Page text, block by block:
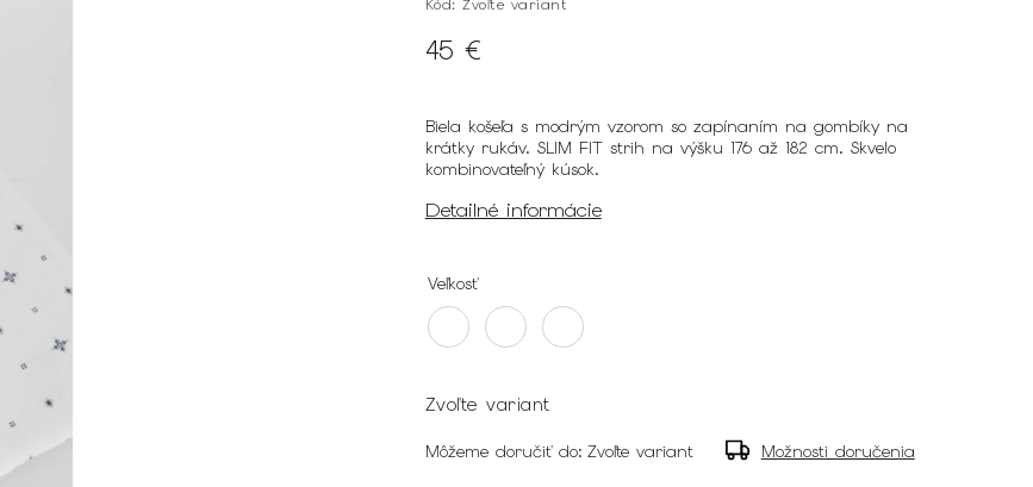
Kód: Zvoľte variant
45 €
Biela košeľa s modrým vzorom so zapínaním na gombíky na
krátky rukáv. SLIM FIT strih na výšku 176 až 182 cm. Skvelo
kombinovateľný kúsok.
Detailné informácie
Veľkosť
Zvoľte variant
Môžeme doručiť do: Zvoľte variant Možnosti doručenia